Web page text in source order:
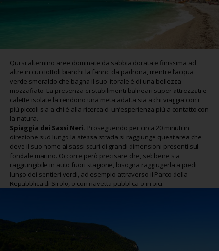
Qui si alternino aree dominate da sabbia dorata e finissima ad
altre in cui ciottoli bianchi la fanno da padrona, mentre l’acqua
verde smeraldo che bagna il suo litorale è di una bellezza
mozzafiato. La presenza di stabilimenti balneari super attrezzati e
calette isolate la rendono una meta adatta sia a chi viaggia con i
più piccoli sia a chi è alla ricerca di un’esperienza più a contatto con
la natura.
Spiaggia dei Sassi Neri. Proseguendo per circa 20 minuti in
direzione sud lungo la stessa strada si raggiunge quest’area che
deve il suo nome ai sassi scuri di grandi dimensioni presenti sul
fondale marino. Occorre però precisare che, sebbene sia
raggiungibile in auto fuori stagione, bisogna raggiugerla a piedi
lungo dei sentieri verdi, ad esempio attraverso il Parco della
Repubblica di Sirolo, o con navetta pubblica o in bici.